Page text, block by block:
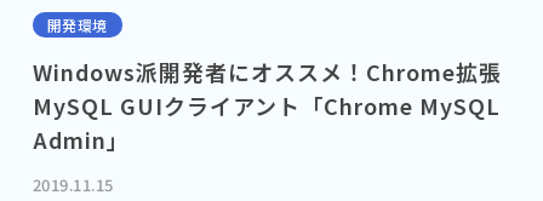
開発環境
Windows派開発者にオススメ！Chrome拡張
MySQL GUIクライアント「Chrome MySQL
Admin」
2019.11.15